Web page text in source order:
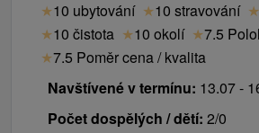
★10 ubytování ★10 stravování ★
★10 čistota ★10 okolí ★7.5
★7.5 Poměr cena / kvalita
Navštívené v termínu: 13.07 -
Počet dospělých / dětí: 2/0